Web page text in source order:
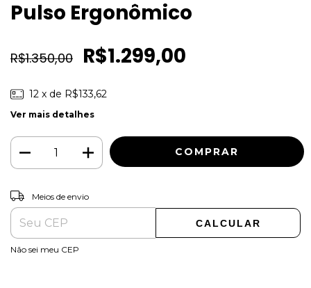
Pulso Ergonômico
R$1.350,00 R$1.299,00
12 x de R$133,62
Ver mais detalhes
Entregas para o CEP:
Meios de envio
CALCULAR
Não sei meu CEP